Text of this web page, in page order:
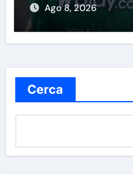
Ago 8, 2026
Cerca